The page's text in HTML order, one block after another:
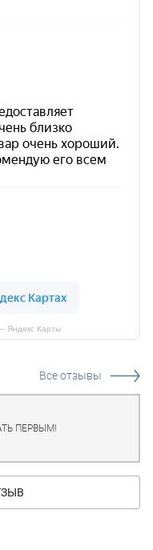
Яндекс Карты
Все отзывы
ПЕРВЫМ!